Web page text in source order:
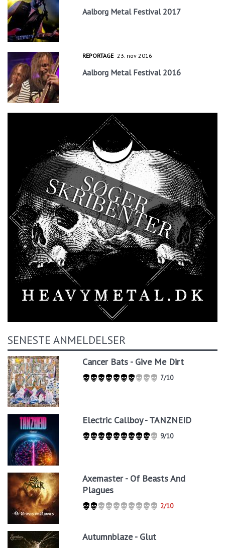
Aalborg Metal Festival 2017
REPORTAGE 23. nov 2016
Aalborg Metal Festival 2016
SENESTE ANMELDELSER
Cancer Bats - Give Me Dirt
7/10
Electric Callboy - TANZNEID
9/10
Axemaster - Of Beasts And
Plagues
2/10
Autumnblaze - Glut